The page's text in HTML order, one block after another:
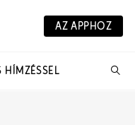
AZ APPHOZ
HÍMZÉSSEL